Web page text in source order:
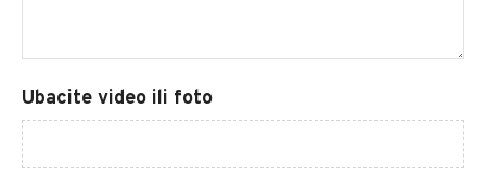
Ubacite video ili foto